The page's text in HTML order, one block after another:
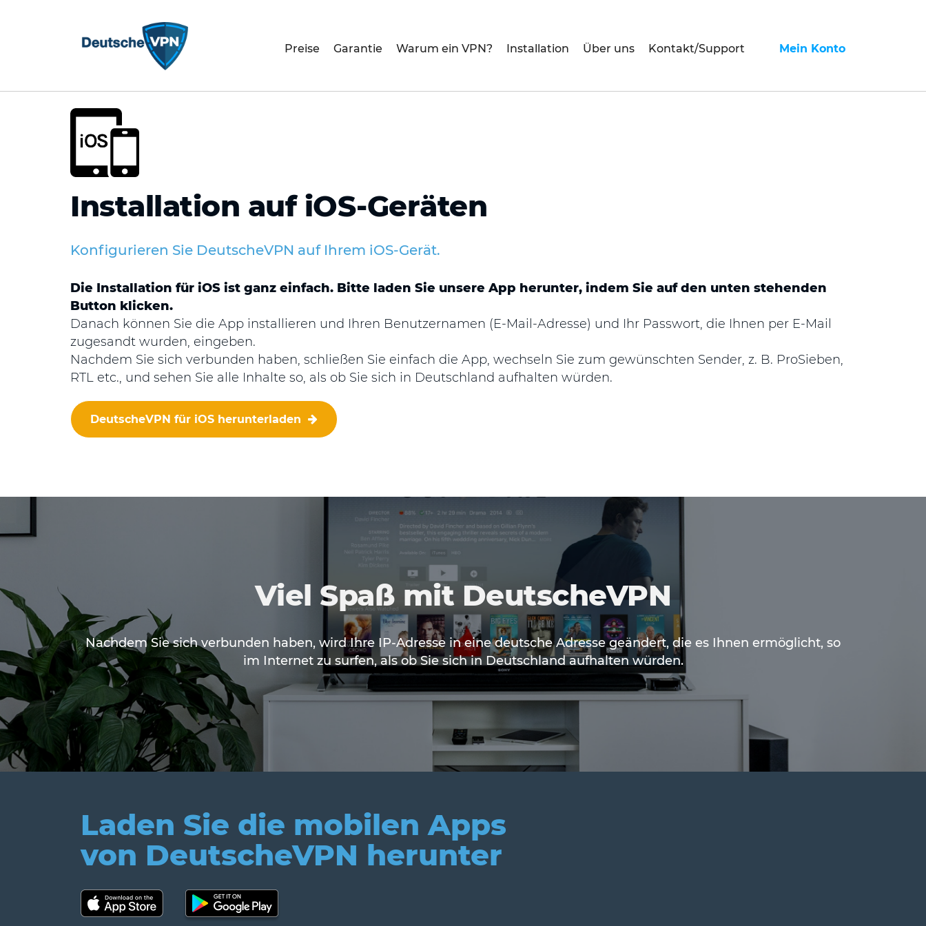
Preise Garantie Warum ein VPN? Installation Über uns Kontakt/Support Mein Konto
Installation auf iOS-Geräten
Konfigurieren Sie DeutscheVPN auf Ihrem iOS-Gerät.
Die Installation für iOS ist ganz einfach. Bitte laden Sie unsere App herunter, indem Sie auf den unten stehenden
Button klicken.
Danach können Sie die App installieren und Ihren Benutzernamen (E-Mail-Adresse) und Ihr Passwort, die Ihnen per E-Mail
zugesandt wurden, eingeben.
Nachdem Sie sich verbunden haben, schließen Sie einfach die App, wechseln Sie zum gewünschten Sender, z. B. ProSieben,
RTL etc., und sehen Sie alle Inhalte so, als ob Sie sich in Deutschland aufhalten würden.
DeutscheVPN für iOS herunterladen
Viel Spaß mit DeutscheVPN
Nachdem Sie sich verbunden haben, wird Ihre IP-Adresse in eine deutsche Adresse geändert, die es Ihnen ermöglicht, so
im Internet zu surfen, als ob Sie sich in Deutschland aufhalten würden.
Laden Sie die mobilen Apps
von DeutscheVPN herunter